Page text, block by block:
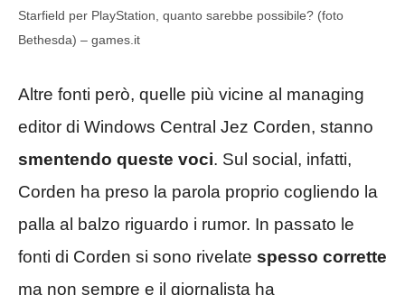
Starfield per PlayStation, quanto sarebbe possibile? (foto
Bethesda) – games.it
Altre fonti però, quelle più vicine al managing
editor di Windows Central Jez Corden, stanno
smentendo queste voci. Sul social, infatti,
Corden ha preso la parola proprio cogliendo la
palla al balzo riguardo i rumor. In passato le
fonti di Corden si sono rivelate spesso corrette
ma non sempre e il giornalista ha